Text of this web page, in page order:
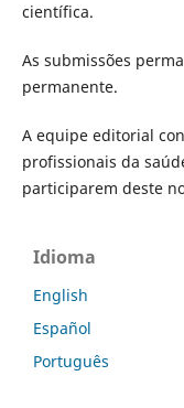
científica.
As submissões
permanente.
A equipe editorial
profissionais da
participarem deste
Idioma
English
Español
Português